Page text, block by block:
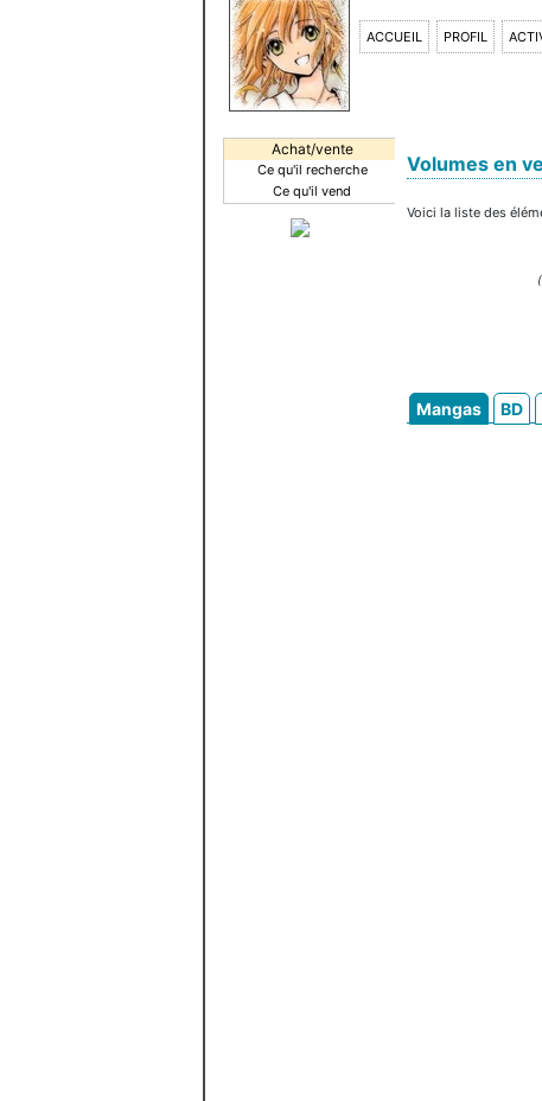
ACCUEIL PROFIL
Achat/vente
Ce qu'il recherche
Ce qu'il vend
Volumes en
Voici la liste des
Mangas BD